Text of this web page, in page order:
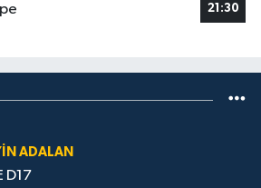
21:30
ADALAN
D17